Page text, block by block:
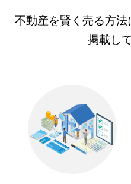
不動産を賢く売る方
掲載し